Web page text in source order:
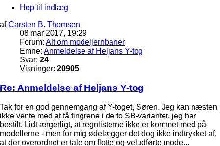
Hop til indlæg
afCarsten B. Thomsen
08 mar 2017, 19:29
Forum: Alt om modeljernbaner
Emne: Anmeldelse af Heljans Y-tog
Svar: 24
Visninger: 20905
Re: Anmeldelse af Heljans Y-tog
Tak for en god gennemgang af Y-toget, Søren. Jeg kan næsten
ikke vente med at få fingrene i de to SB-varianter, jeg har
bestilt. Lidt ærgerligt, at regnlisterne ikke er kommet med på
modellerne - men for mig ødelægger det dog ikke indtrykket af,
at der overordnet er tale om flotte og veludførte mode...